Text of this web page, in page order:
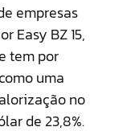
empresas
Easy BZ 15,
tem por
uma
no
de 23,8%.